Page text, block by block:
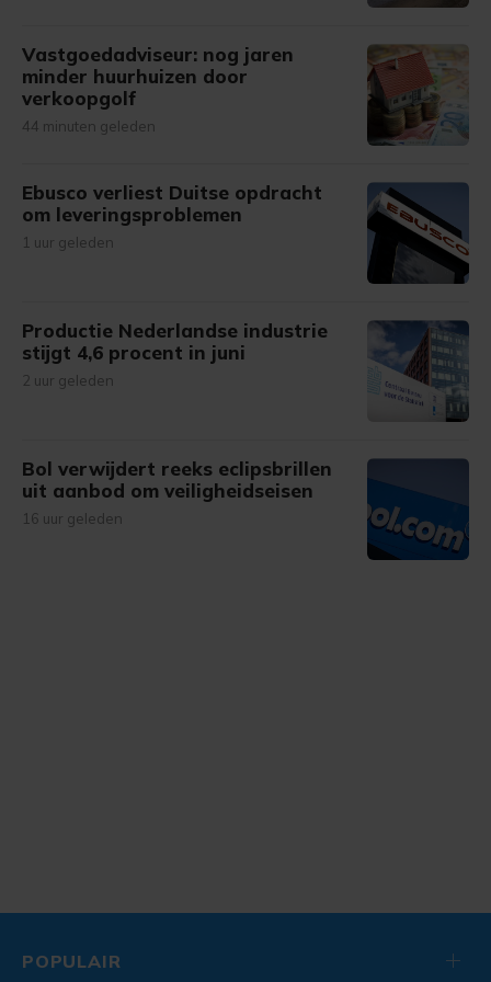
Vastgoedadviseur: nog jaren
minder huurhuizen door
verkoopgolf
44 minuten geleden
Ebusco verliest Duitse opdracht
om leveringsproblemen
1 uur geleden
Productie Nederlandse industrie
stijgt 4,6 procent in juni
2 uur geleden
Bol verwijdert reeks eclipsbrillen
uit aanbod om veiligheidseisen
16 uur geleden
POPULAIR